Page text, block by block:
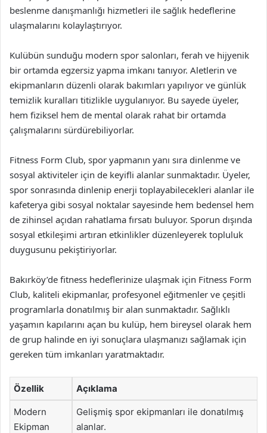
beslenme danışmanlığı hizmetleri ile sağlık hedeflerine
ulaşmalarını kolaylaştırıyor.
Kulübün sunduğu modern spor salonları, ferah ve hijyenik
bir ortamda egzersiz yapma imkanı tanıyor. Aletlerin ve
ekipmanların düzenli olarak bakımları yapılıyor ve günlük
temizlik kuralları titizlikle uygulanıyor. Bu sayede üyeler,
hem fiziksel hem de mental olarak rahat bir ortamda
çalışmalarını sürdürebiliyorlar.
Fitness Form Club, spor yapmanın yanı sıra dinlenme ve
sosyal aktiviteler için de keyifli alanlar sunmaktadır. Üyeler,
spor sonrasında dinlenip enerji toplayabilecekleri alanlar ile
kafeterya gibi sosyal noktalar sayesinde hem bedensel hem
de zihinsel açıdan rahatlama fırsatı buluyor. Sporun dışında
sosyal etkileşimi artıran etkinlikler düzenleyerek topluluk
duygusunu pekiştiriyorlar.
Bakırköy’de fitness hedeflerinize ulaşmak için Fitness Form
Club, kaliteli ekipmanlar, profesyonel eğitmenler ve çeşitli
programlarla donatılmış bir alan sunmaktadır. Sağlıklı
yaşamın kapılarını açan bu kulüp, hem bireysel olarak hem
de grup halinde en iyi sonuçlara ulaşmanızı sağlamak için
gereken tüm imkanları yaratmaktadır.
Özellik Açıklama
Modern
Ekipman
Gelişmiş spor ekipmanları ile donatılmış
alanlar.